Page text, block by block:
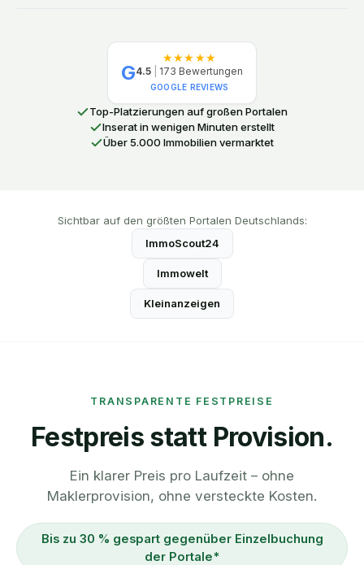
G
★★★★★
4.5 173 Bewertungen
GOOGLE REVIEWS
Top-Platzierungen auf großen Portalen
Inserat in wenigen Minuten erstellt
Über 5.000 Immobilien vermarktet
Sichtbar auf den größten Portalen Deutschlands:
ImmoScout24
Immowelt
Kleinanzeigen
TRANSPARENTE FESTPREISE
Festpreis statt Provision.
Ein klarer Preis pro Laufzeit – ohne
Maklerprovision, ohne versteckte Kosten.
Bis zu 30 % gespart gegenüber Einzelbuchung
der Portale*